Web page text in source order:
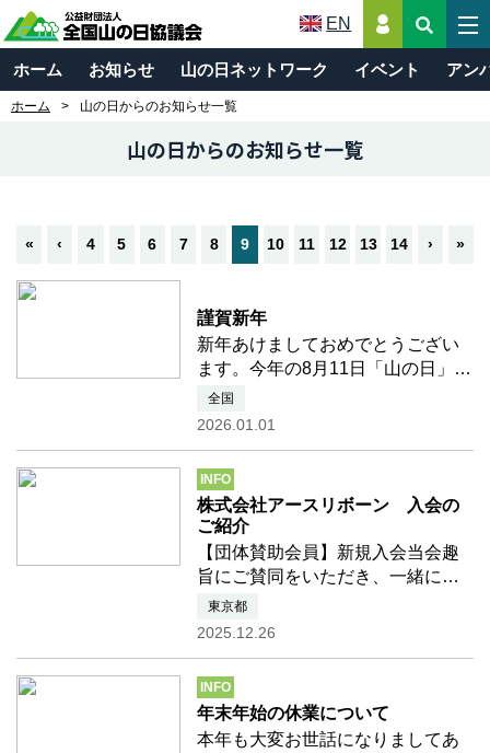
EN
ホーム お知らせ 山の日ネットワーク イベント アン
ホーム 山の日からのお知らせ一覧
山の日からのお知らせ一覧
« ‹ 4 5 6 7 8 9 10 11 12 13 14 › »
謹賀新年
新年あけましておめでとうござい
ます。今年の8月11日「山の日」は
岐阜県で10回目の記念全国大会が
開催されます。2026年もどうぞよ
り「山の日」の趣旨にご理解とご
賛同を賜り、心より御礼申 …つ
づきを読む
全国
2026.01.01
INFO
株式会社アースリボーン 入会の
ご紹介
【団体賛助会員】新規入会当会趣
旨にご賛同をいただき、一緒に活
動を盛り上げてくださることにな
りました 団体賛助会員様をご紹介
会 株式会社アースリボーン（代表
取締役 光岡 晴馬様）
東京都
2025.12.26
INFO
年末年始の休業について
本年も大変お世話になりましてあ